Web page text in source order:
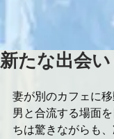
新たな出会い
妻が別のカフェに
男と合流する場面
ちは驚きながらも